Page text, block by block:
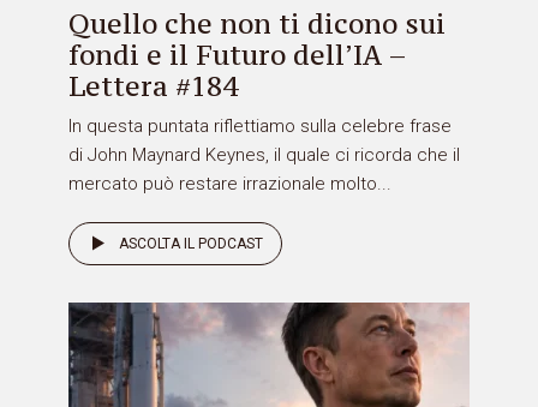
Quello che non ti dicono sui
fondi e il Futuro dell’IA –
Lettera #184
In questa puntata riflettiamo sulla celebre frase
di John Maynard Keynes, il quale ci ricorda che il
mercato può restare irrazionale molto...
ASCOLTA IL PODCAST